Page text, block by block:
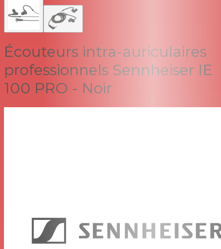
Écouteurs intra-auriculaires
professionnels Sennheiser IE
100 PRO - Noir